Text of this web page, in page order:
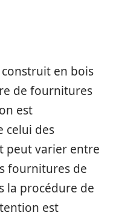
en bois
de fournitures
est
celui des
peut varier entre
fournitures de
la procédure de
est